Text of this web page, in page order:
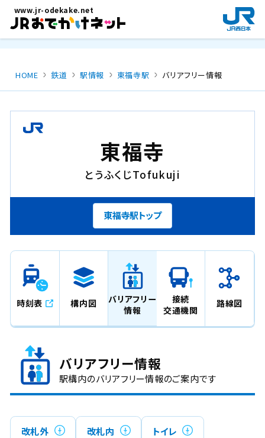
メインコンテンツにスキップ
www.jr-odekake.net
新
規
ウ
で
HOME 鉄道 駅情報 東福寺駅 バリアフリー情報
東福寺
とうふくじTofukuji
東福寺駅トップ
時刻表 構内図
バリアフリー
情報
接続
交通機関
路線図
バリアフリー情報
駅構内のバリアフリー情報のご案内です
改札外 改札内 トイレ